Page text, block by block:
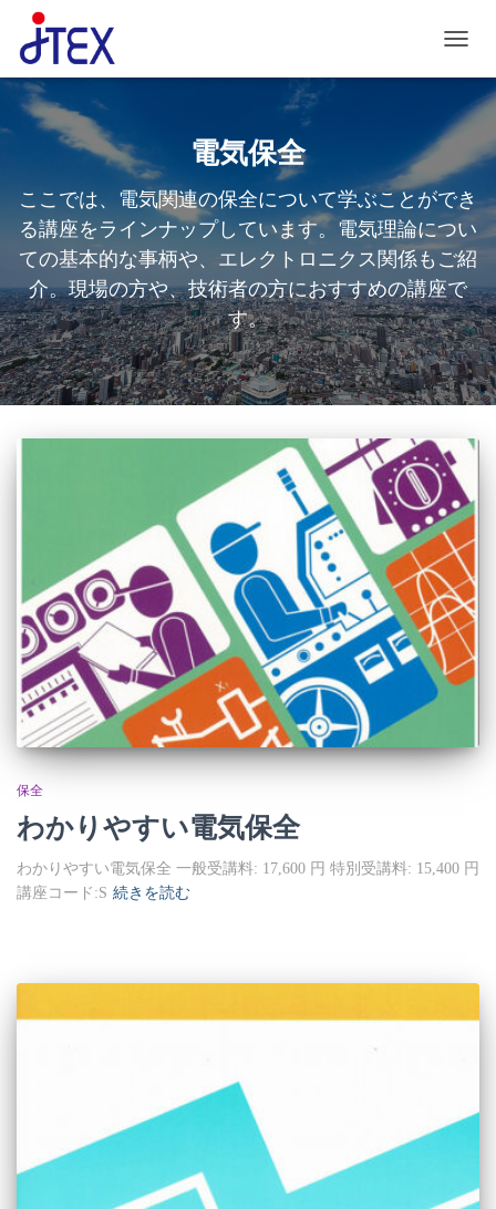
電気保全
ここでは、電気関連の保全について学ぶことができ
る講座をラインナップしています。電気理論につい
ての基本的な事柄や、エレクトロニクス関係もご紹
介。現場の方や、技術者の方におすすめの講座で
す。
保全
わかりやすい電気保全
わかりやすい電気保全 一般受講料: 17,600 円 特別受講料: 15,400 円
講座コード:S 続きを読む